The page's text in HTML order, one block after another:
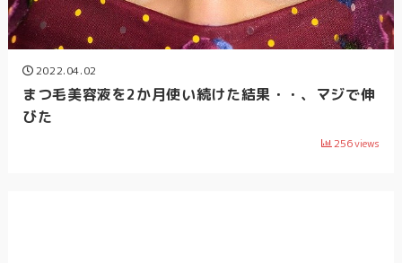
2022.04.02
まつ毛美容液を2か月使い続けた結果・・、マジで伸
びた
256views